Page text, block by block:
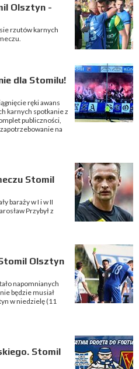
Olsztyn -
rzutów karnych
dla Stomilu!
ręki awans
karnych spotkanie z
publiczności,
na
Stomil
baraży w I i w II
Przybył z
Olsztyn
napomnianych
będzie musiał
w niedzielę (11
Stomil